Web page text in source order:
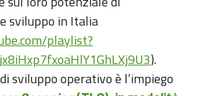
sviluppo in Italia
playlist?
).
sviluppo operativo è l’impiego